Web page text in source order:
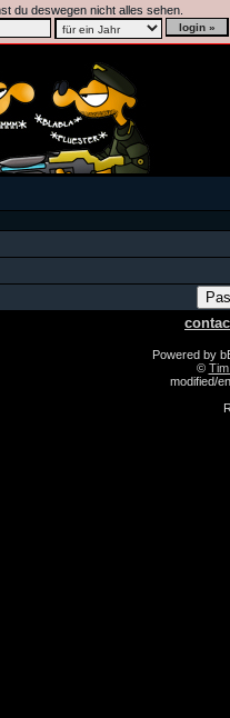
du deswegen nicht alles sehen.
Powered by
©
modified/